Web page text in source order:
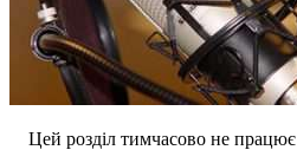
Цей розділ тимчасово не працює